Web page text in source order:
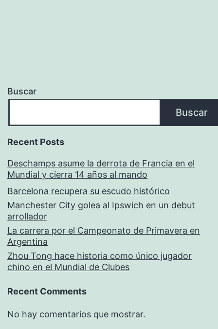
Buscar
Buscar
Recent Posts
Deschamps asume la derrota de Francia en el
Mundial y cierra 14 años al mando
Barcelona recupera su escudo histórico
Manchester City golea al Ipswich en un debut
arrollador
La carrera por el Campeonato de Primavera en
Argentina
Zhou Tong hace historia como único jugador
chino en el Mundial de Clubes
Recent Comments
No hay comentarios que mostrar.